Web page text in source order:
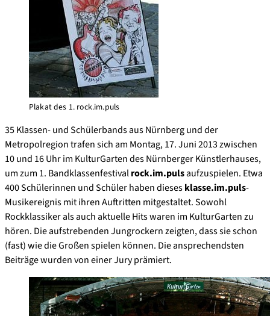
Plakat des 1. rock.im.puls
35 Klassen- und Schülerbands aus Nürnberg und der
Metropolregion trafen sich am Montag, 17. Juni 2013 zwischen
10 und 16 Uhr im KulturGarten des Nürnberger Künstlerhauses,
um zum 1. Bandklassenfestivalrock.im.pulsaufzuspielen. Etwa
400 Schülerinnen und Schüler haben diesesklasse.im.puls-
Musikereignis mit ihren Auftritten mitgestaltet. Sowohl
Rockklassiker als auch aktuelle Hits waren im KulturGarten zu
hören. Die aufstrebenden Jungrockern zeigten, dass sie schon
(fast) wie die Großen spielen können. Die ansprechendsten
Beiträge wurden von einer Jury prämiert.